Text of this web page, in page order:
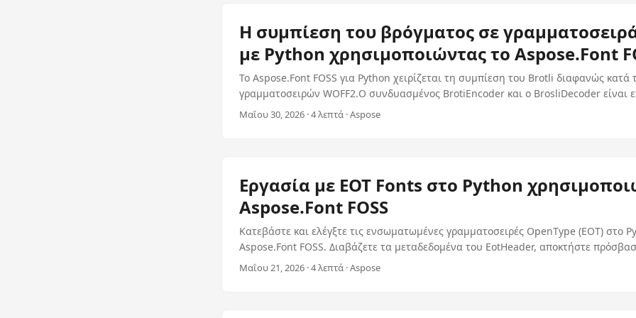
Η συμπίεση του βρόγματος σε
με Python χρησιμοποιώντας το Aspose.Font
Το Aspose.Font FOSS για Python χειρίζεται τη συμπίεση του Brotli διαφανώς
γραμματοσειρών WOFF2.Ο συνδυασμένος BrotiEncoder και ο BrosliDecoder είναι
διαθέσιμος για χαμηλό επίπεδο χρήσης χωρίς απαιτήσεις εξωτερικής εξάρτησης.
Μαΐου 30, 2026 · 4 λεπτά · Aspose
Εργασία με EOT Fonts στο Python
Aspose.Font FOSS
Κατεβάστε και ελέγξτε τις ενσωματωμένες γραμματοσειρές OpenType (EOT) στο
Aspose.Font FOSS. Διαβάζετε τα μεταδεδομένα του EotHeader, αποκτήστε
TtfFon και μετατρέψτε τους γραμμένους σε και από τη μορφή EOT
Μαΐου 21, 2026 · 4 λεπτά · Aspose